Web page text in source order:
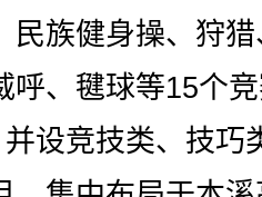
民族健身操、狩
呼、毽球等15个
设竞技类、技巧